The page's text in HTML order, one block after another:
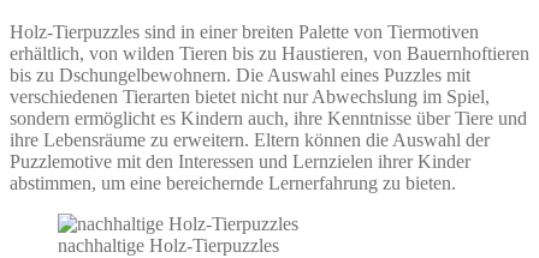
Holz-Tierpuzzles sind in einer breiten Palette von Tiermotiven
erhältlich, von wilden Tieren bis zu Haustieren, von Bauernhoftieren
bis zu Dschungelbewohnern. Die Auswahl eines Puzzles mit
verschiedenen Tierarten bietet nicht nur Abwechslung im Spiel,
sondern ermöglicht es Kindern auch, ihre Kenntnisse über Tiere und
ihre Lebensräume zu erweitern. Eltern können die Auswahl der
Puzzlemotive mit den Interessen und Lernzielen ihrer Kinder
abstimmen, um eine bereichernde Lernerfahrung zu bieten.
nachhaltige Holz-Tierpuzzles